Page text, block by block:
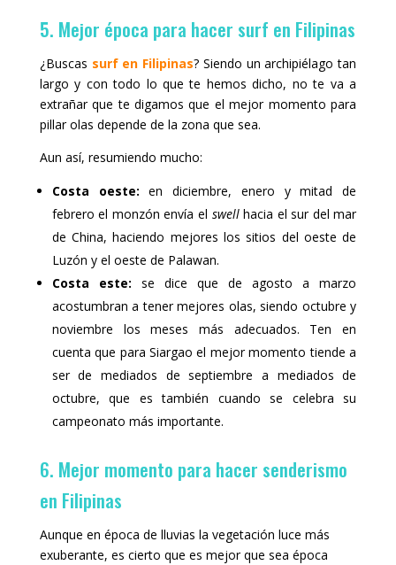
5. Mejor época para hacer surf en Filipinas
¿Buscas surf en Filipinas? Siendo un archipiélago tan
largo y con todo lo que te hemos dicho, no te va a
extrañar que te digamos que el mejor momento para
pillar olas depende de la zona que sea.
Aun así, resumiendo mucho:
Costa oeste:en diciembre, enero y mitad de
febrero el monzón envía el swellhacia el sur del mar
de China, haciendo mejores los sitios del oeste de
Luzón y el oeste de Palawan.
Costa este: se dice que de agosto a marzo
acostumbran a tener mejores olas, siendo octubre y
noviembre los meses más adecuados. Ten en
cuenta que para Siargao el mejor momento tiende a
ser de mediados de septiembre a mediados de
octubre, que es también cuando se celebra su
campeonato más importante.
6. Mejor momento para hacer senderismo
en Filipinas
Aunque en época de lluvias la vegetación luce más
exuberante, es cierto que es mejor que sea época